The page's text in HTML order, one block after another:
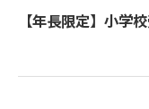
【年長限定】小学